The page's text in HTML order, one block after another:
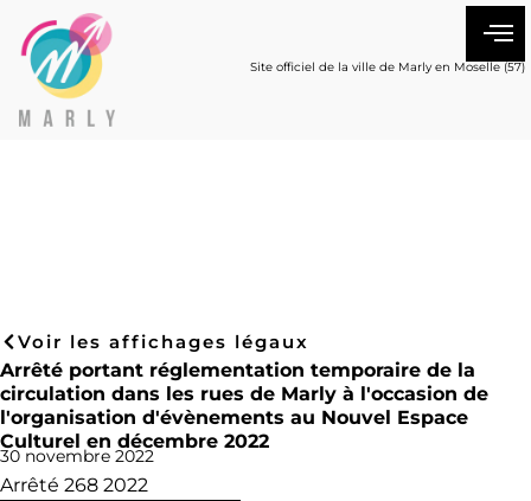
Site officiel de la ville de Marly en Moselle (57)
Voir les affichages légaux
Arrêté portant réglementation temporaire de la
circulation dans les rues de Marly à l'occasion de
l'organisation d'évènements au Nouvel Espace
Culturel en décembre 2022
30 novembre 2022
Arrêté 268 2022